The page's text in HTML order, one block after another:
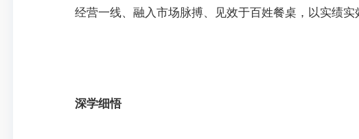
经营一线、融入市场脉搏、见效于百姓餐桌，以实绩实
深学细悟